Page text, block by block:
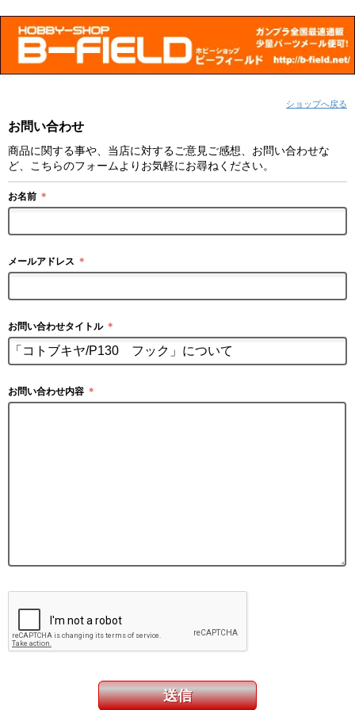
ショップへ戻る
お問い合わせ
商品に関する事や、当店に対するご意見ご感想、お問い合わせな
ど、こちらのフォームよりお気軽にお尋ねください。
お名前 ＊
メールアドレス ＊
お問い合わせタイトル ＊
お問い合わせ内容 ＊